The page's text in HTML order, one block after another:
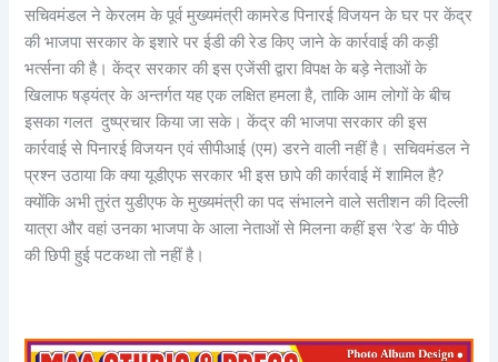
सचिवमंडल ने केरलम के पूर्व मुख्यमंत्री कामरेड पिनारई विजयन के घर पर केंद्र
की भाजपा सरकार के इशारे पर ईडी की रेड किए जाने के कार्रवाई की कड़ी
भर्त्सना की है। केंद्र सरकार की इस एजेंसी द्वारा विपक्ष के बड़े नेताओं के
खिलाफ षड्यंत्र के अन्तर्गत यह एक लक्षित हमला है, ताकि आम लोगों के बीच
इसका गलत दुष्प्रचार किया जा सके। केंद्र की भाजपा सरकार की इस
कार्रवाई से पिनारई विजयन एवं सीपीआई (एम) डरने वाली नहीं है। सचिवमंडल ने
प्रश्न उठाया कि क्या यूडीएफ सरकार भी इस छापे की कार्रवाई में शामिल है?
क्योंकि अभी तुरंत युडीएफ के मुख्यमंत्री का पद संभालने वाले सतीशन की दिल्ली
यात्रा और वहां उनका भाजपा के आला नेताओं से मिलना कहीं इस ‘रेड’ के पीछे
की छिपी हुई पटकथा तो नहीं है।